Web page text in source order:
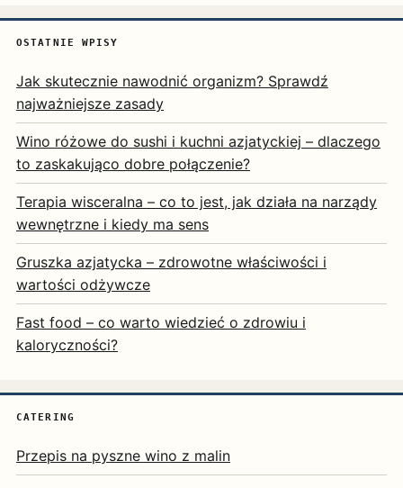
OSTATNIE WPISY
Jak skutecznie nawodnić organizm? Sprawdź
najważniejsze zasady
Wino różowe do sushi i kuchni azjatyckiej – dlaczego
to zaskakująco dobre połączenie?
Terapia wisceralna – co to jest, jak działa na narządy
wewnętrzne i kiedy ma sens
Gruszka azjatycka – zdrowotne właściwości i
wartości odżywcze
Fast food – co warto wiedzieć o zdrowiu i
kaloryczności?
CATERING
Przepis na pyszne wino z malin